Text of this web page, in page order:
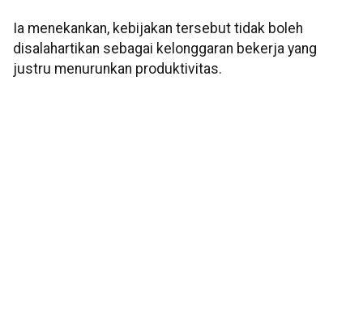
Ia menekankan, kebijakan tersebut tidak boleh
disalahartikan sebagai kelonggaran bekerja yang
justru menurunkan produktivitas.